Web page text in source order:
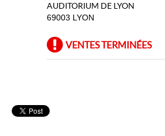
AUDITORIUM DE LYON
69003 LYON
VENTES TERMINÉES